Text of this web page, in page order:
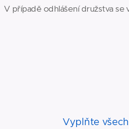
V případě odhlášení družstva
Vyplňte